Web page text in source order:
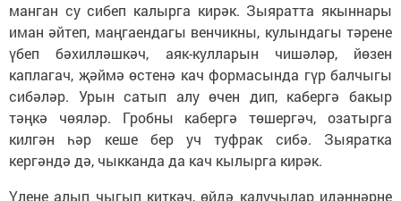
манган су сибеп калырга кирәк. Зыяратта якыннары
иман әйтеп, маңгаендагы венчикны, кулындагы тәрене
үбеп бәхилләшкәч, аяк-кулларын чишәләр, йөзен
каплагач, җәймә өстенә кач формасында гүр балчыгы
сибәләр. Урын сатып алу өчен дип, кабергә бакыр
тәңкә чөяләр. Гробны кабергә төшергәч, озатырга
килгән һәр кеше бер уч туфрак сибә. Зыяратка
кергәндә дә, чыкканда да кач кылырга кирәк.
Үлене алып чыгып киткәч, өйдә калучылар идәннәрне